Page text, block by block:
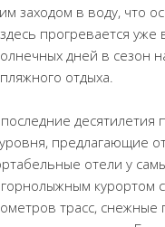
заходом в воду, что
прогревается
дней в сезон
отдыха.
предлагающие
отели у
курортом
трасс, снежные